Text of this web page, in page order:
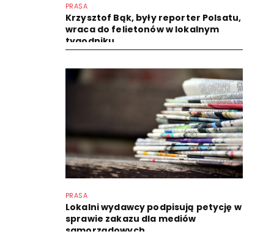
PRASA
Krzysztof Bąk, były reporter Polsatu,
wraca do felietonów w lokalnym
tygodniku
PRASA
Lokalni wydawcy podpisują petycję w
sprawie zakazu dla mediów
samorządowych